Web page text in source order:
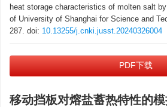
heat storage characteristics of molten salt
of University of Shanghai for Science and
287. doi: 10.13255/j.cnki.jusst.20240326004
PDF下载
移动挡板对熔盐蓄热特性的